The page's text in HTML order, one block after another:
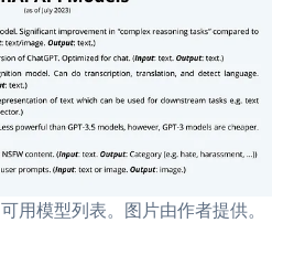
用模型列表。图片由作者提供。